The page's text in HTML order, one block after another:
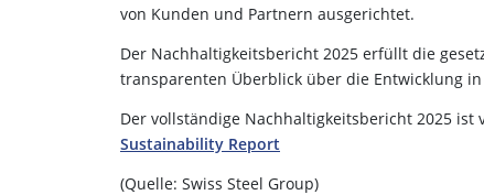
von Kunden und Partnern ausgerichtet.
Der Nachhaltigkeitsbericht 2025 erfüllt die
transparenten Überblick über die Entwicklung
Der vollständige Nachhaltigkeitsbericht 2025 ist
Sustainability Report
(Quelle: Swiss Steel Group)